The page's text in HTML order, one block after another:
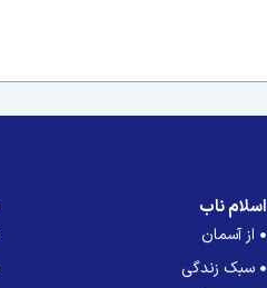
اسلام ناب
از آسمان
سبک زندگی